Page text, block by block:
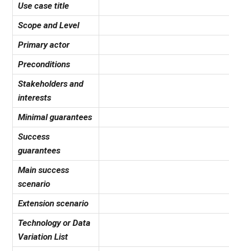
Use case title
Scope and Level
Primary actor
Preconditions
Stakeholders and
interests
Minimal guarantees
Success
guarantees
Main success
scenario
Extensionscenario
Technology or Data
Variation List